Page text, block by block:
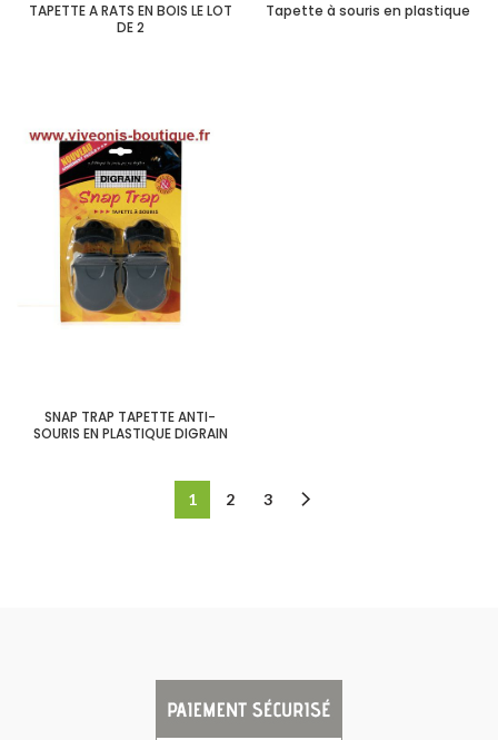
TAPETTE A RATS EN BOIS LE LOT
DE 2
Tapette à souris en plastique
SNAP TRAP TAPETTE ANTI-
SOURIS EN PLASTIQUE DIGRAIN
1 2 3